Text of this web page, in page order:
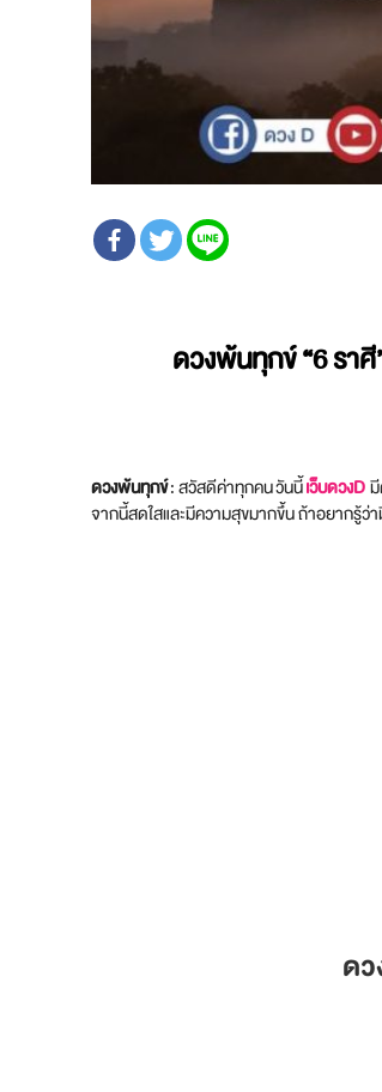
ดวงพ้นทุกข์“6 รา
ดวงพ้นทุกข์: สวัสดีค่าทุกคน วันนี้เว็บดวงD
จากนี้สดใสและมีความสุขมากขึ้น ถ้าอยากรู้ว่
ด